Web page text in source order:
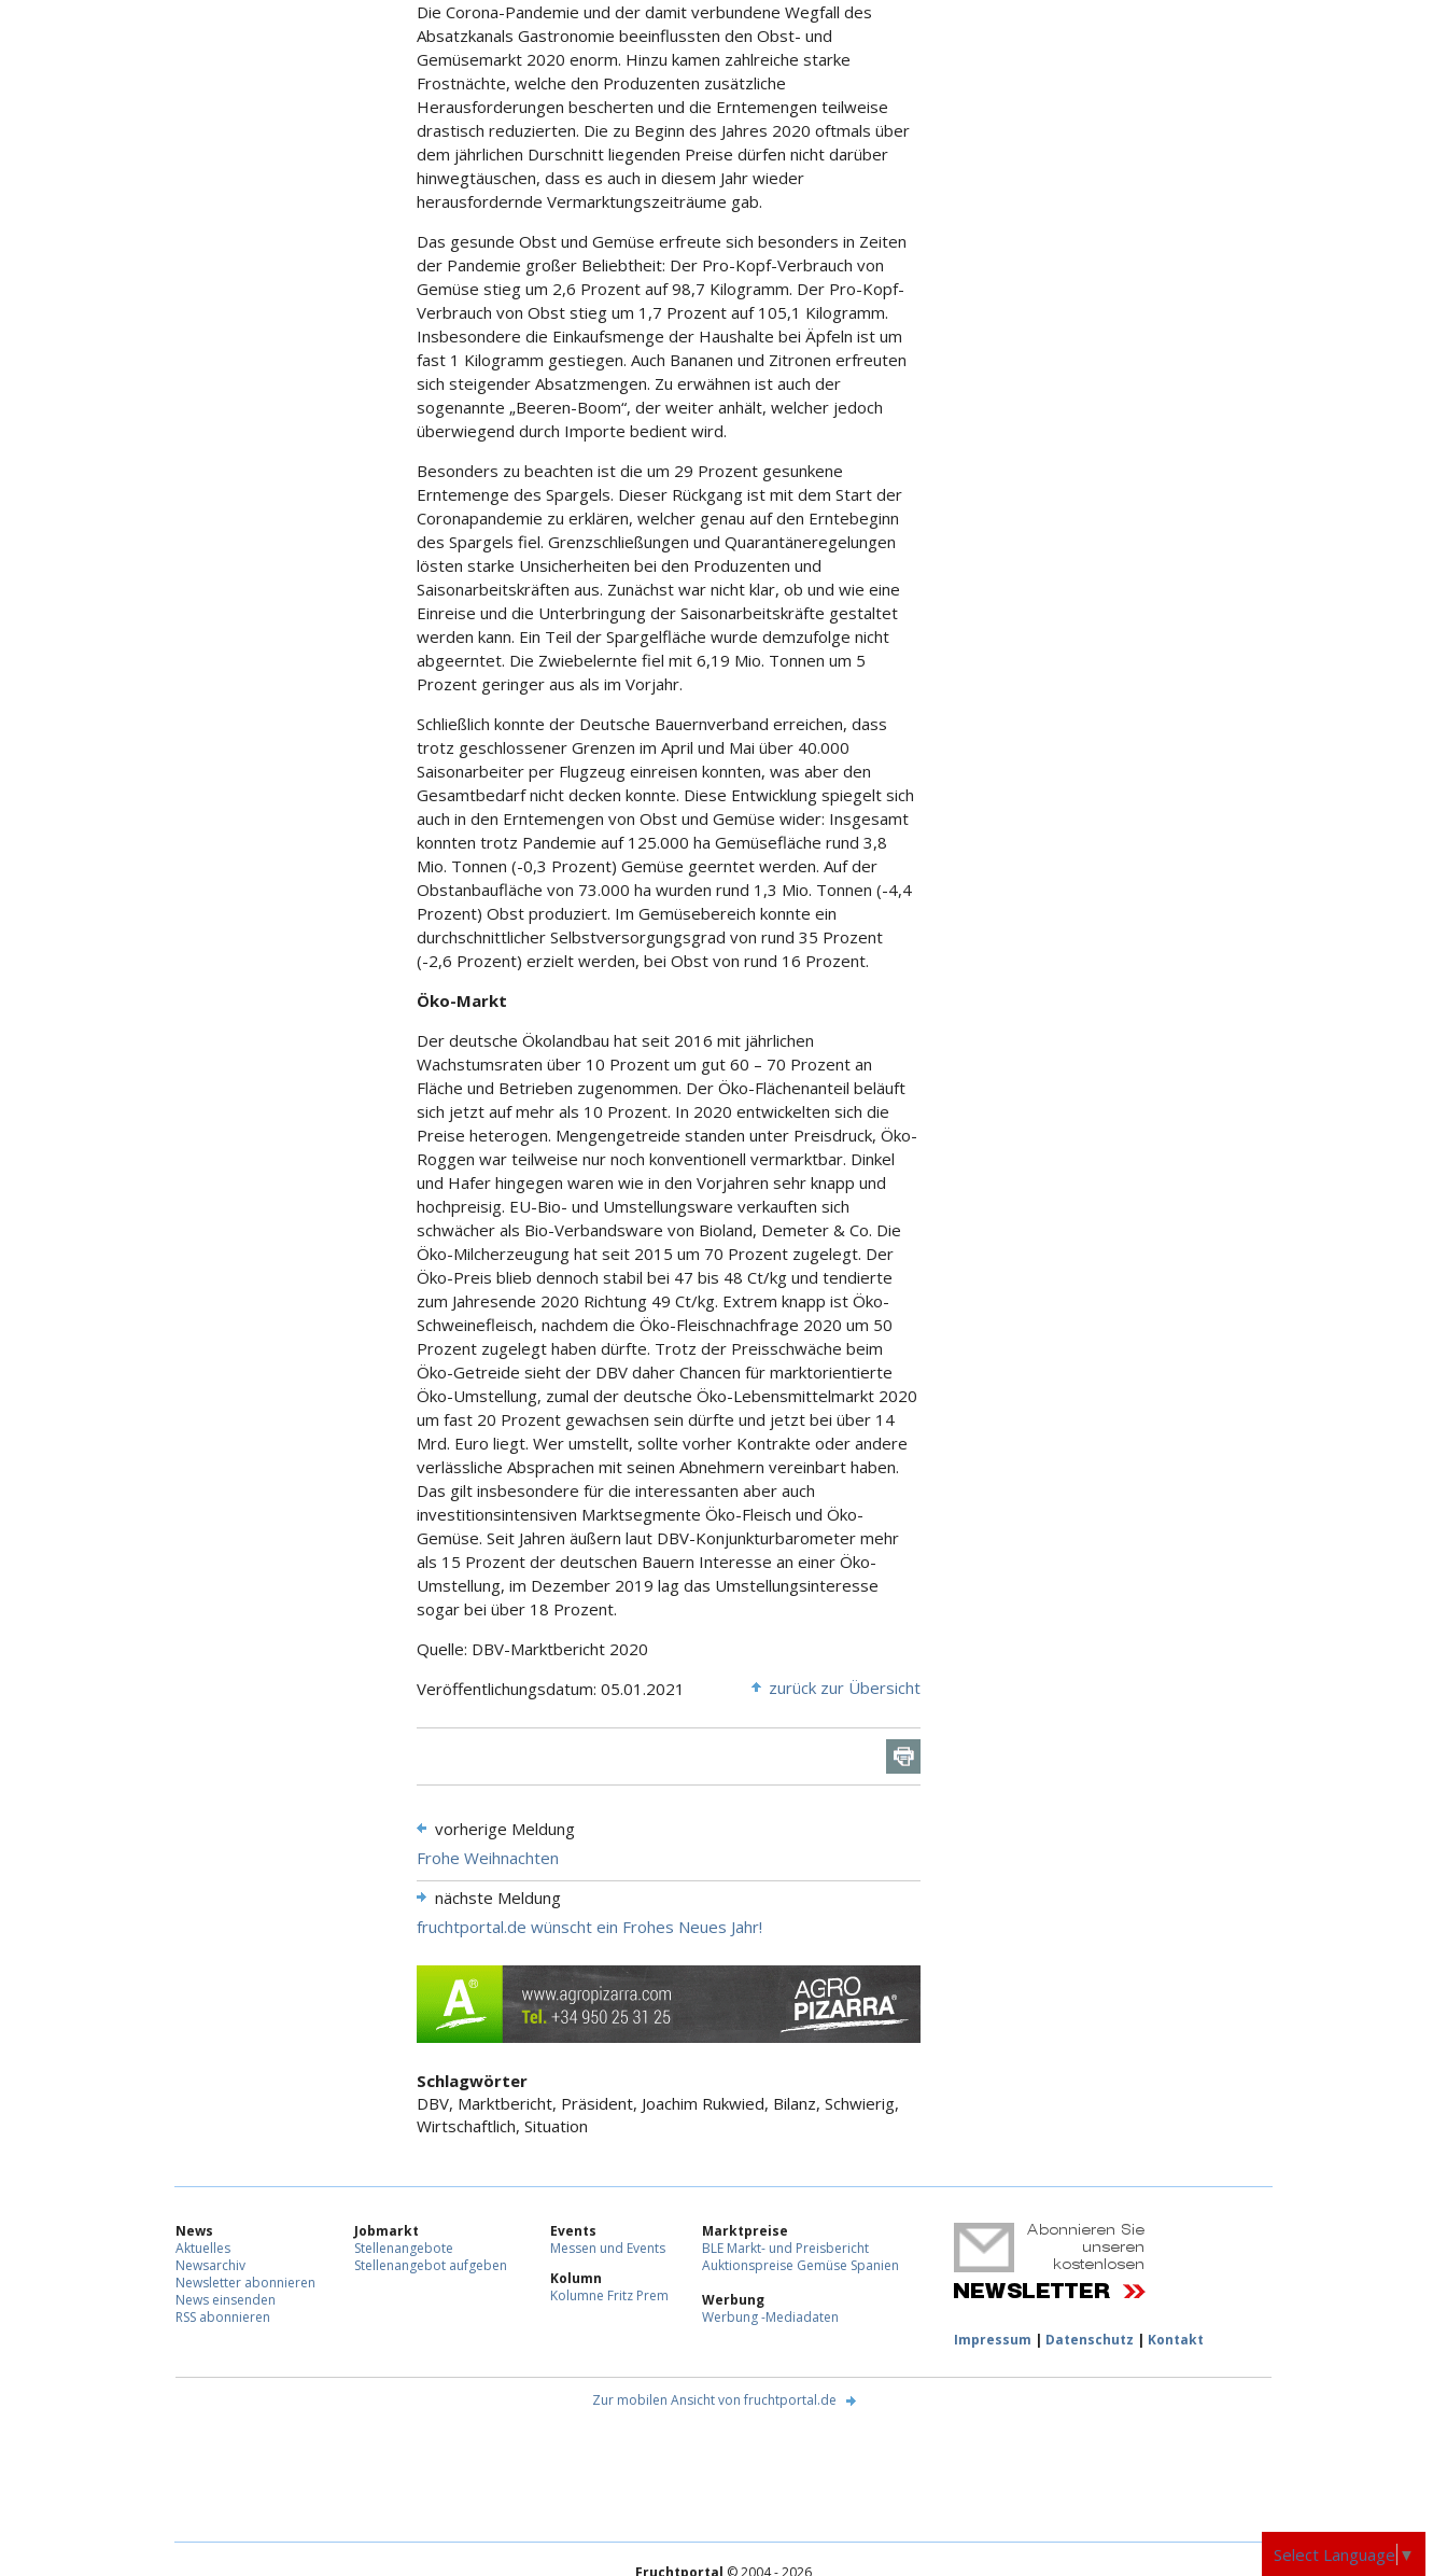
Die Corona-Pandemie und der damit verbundene Wegfall des
Absatzkanals Gastronomie beeinflussten den Obst- und
Gemüsemarkt 2020 enorm. Hinzu kamen zahlreiche starke
Frostnächte, welche den Produzenten zusätzliche
Herausforderungen bescherten und die Erntemengen teilweise
drastisch reduzierten. Die zu Beginn des Jahres 2020 oftmals über
dem jährlichen Durschnitt liegenden Preise dürfen nicht darüber
hinwegtäuschen, dass es auch in diesem Jahr wieder
herausfordernde Vermarktungszeiträume gab.
Das gesunde Obst und Gemüse erfreute sich besonders in Zeiten
der Pandemie großer Beliebtheit: Der Pro-Kopf-Verbrauch von
Gemüse stieg um 2,6 Prozent auf 98,7 Kilogramm. Der Pro-Kopf-
Verbrauch von Obst stieg um 1,7 Prozent auf 105,1 Kilogramm.
Insbesondere die Einkaufsmenge der Haushalte bei Äpfeln ist um
fast 1 Kilogramm gestiegen. Auch Bananen und Zitronen erfreuten
sich steigender Absatzmengen. Zu erwähnen ist auch der
sogenannte „Beeren-Boom“, der weiter anhält, welcher jedoch
überwiegend durch Importe bedient wird.
Besonders zu beachten ist die um 29 Prozent gesunkene
Erntemenge des Spargels. Dieser Rückgang ist mit dem Start der
Coronapandemie zu erklären, welcher genau auf den Erntebeginn
des Spargels fiel. Grenzschließungen und Quarantäneregelungen
lösten starke Unsicherheiten bei den Produzenten und
Saisonarbeitskräften aus. Zunächst war nicht klar, ob und wie eine
Einreise und die Unterbringung der Saisonarbeitskräfte gestaltet
werden kann. Ein Teil der Spargelfläche wurde demzufolge nicht
abgeerntet. Die Zwiebelernte fiel mit 6,19 Mio. Tonnen um 5
Prozent geringer aus als im Vorjahr.
Schließlich konnte der Deutsche Bauernverband erreichen, dass
trotz geschlossener Grenzen im April und Mai über 40.000
Saisonarbeiter per Flugzeug einreisen konnten, was aber den
Gesamtbedarf nicht decken konnte. Diese Entwicklung spiegelt sich
auch in den Erntemengen von Obst und Gemüse wider: Insgesamt
konnten trotz Pandemie auf 125.000 ha Gemüsefläche rund 3,8
Mio. Tonnen (-0,3 Prozent) Gemüse geerntet werden. Auf der
Obstanbaufläche von 73.000 ha wurden rund 1,3 Mio. Tonnen (-4,4
Prozent) Obst produziert. Im Gemüsebereich konnte ein
durchschnittlicher Selbstversorgungsgrad von rund 35 Prozent
(-2,6 Prozent) erzielt werden, bei Obst von rund 16 Prozent.
Öko-Markt
Der deutsche Ökolandbau hat seit 2016 mit jährlichen
Wachstumsraten über 10 Prozent um gut 60 – 70 Prozent an
Fläche und Betrieben zugenommen. Der Öko-Flächenanteil beläuft
sich jetzt auf mehr als 10 Prozent. In 2020 entwickelten sich die
Preise heterogen. Mengengetreide standen unter Preisdruck, Öko-
Roggen war teilweise nur noch konventionell vermarktbar. Dinkel
und Hafer hingegen waren wie in den Vorjahren sehr knapp und
hochpreisig. EU-Bio- und Umstellungsware verkauften sich
schwächer als Bio-Verbandsware von Bioland, Demeter & Co. Die
Öko-Milcherzeugung hat seit 2015 um 70 Prozent zugelegt. Der
Öko-Preis blieb dennoch stabil bei 47 bis 48 Ct/kg und tendierte
zum Jahresende 2020 Richtung 49 Ct/kg. Extrem knapp ist Öko-
Schweinefleisch, nachdem die Öko-Fleischnachfrage 2020 um 50
Prozent zugelegt haben dürfte. Trotz der Preisschwäche beim
Öko-Getreide sieht der DBV daher Chancen für marktorientierte
Öko-Umstellung, zumal der deutsche Öko-Lebensmittelmarkt 2020
um fast 20 Prozent gewachsen sein dürfte und jetzt bei über 14
Mrd. Euro liegt. Wer umstellt, sollte vorher Kontrakte oder andere
verlässliche Absprachen mit seinen Abnehmern vereinbart haben.
Das gilt insbesondere für die interessanten aber auch
investitionsintensiven Marktsegmente Öko-Fleisch und Öko-
Gemüse. Seit Jahren äußern laut DBV-Konjunkturbarometer mehr
als 15 Prozent der deutschen Bauern Interesse an einer Öko-
Umstellung, im Dezember 2019 lag das Umstellungsinteresse
sogar bei über 18 Prozent.
Quelle: DBV-Marktbericht 2020
Veröffentlichungsdatum: 05.01.2021
zurück zur Übersicht
vorherige Meldung
Frohe Weihnachten
nächste Meldung
fruchtportal.de wünscht ein Frohes Neues Jahr!
Schlagwörter
DBV, Marktbericht, Präsident, Joachim Rukwied, Bilanz, Schwierig,
Wirtschaftlich, Situation
News
Aktuelles
Newsarchiv
Newsletter abonnieren
News einsenden
RSS abonnieren
Jobmarkt
Stellenangebote
Stellenangebot aufgeben
Events
Messen und Events
Kolumn
Kolumne Fritz Prem
Marktpreise
BLE Markt- und Preisbericht
Auktionspreise Gemüse Spanien
Werbung
Werbung -Mediadaten
Impressum | Datenschutz | Kontakt
Zur mobilen Ansicht von fruchtportal.de
Fruchtportal © 2004 - 2026
Select Language ▼